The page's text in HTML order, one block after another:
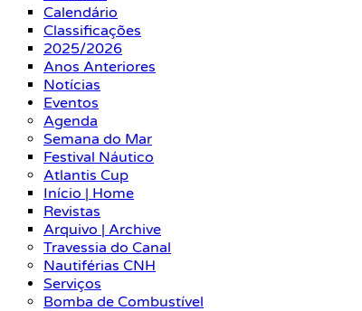
Calendário
Classificações
2025/2026
Anos Anteriores
Notícias
Eventos
Agenda
Semana do Mar
Festival Náutico
Atlantis Cup
Início | Home
Revistas
Arquivo | Archive
Travessia do Canal
Nautiférias CNH
Serviços
Bomba de Combustível